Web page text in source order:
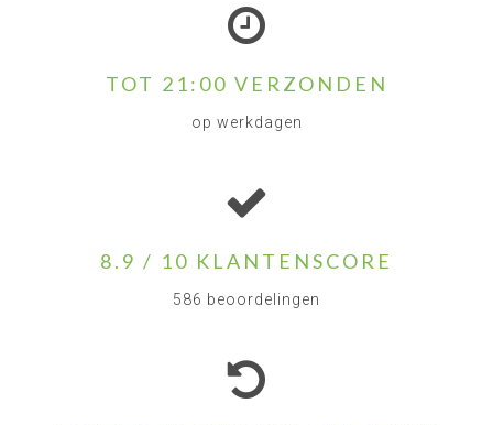
TOT 21:00 VERZONDEN
op werkdagen
8.9 / 10 KLANTENSCORE
586 beoordelingen